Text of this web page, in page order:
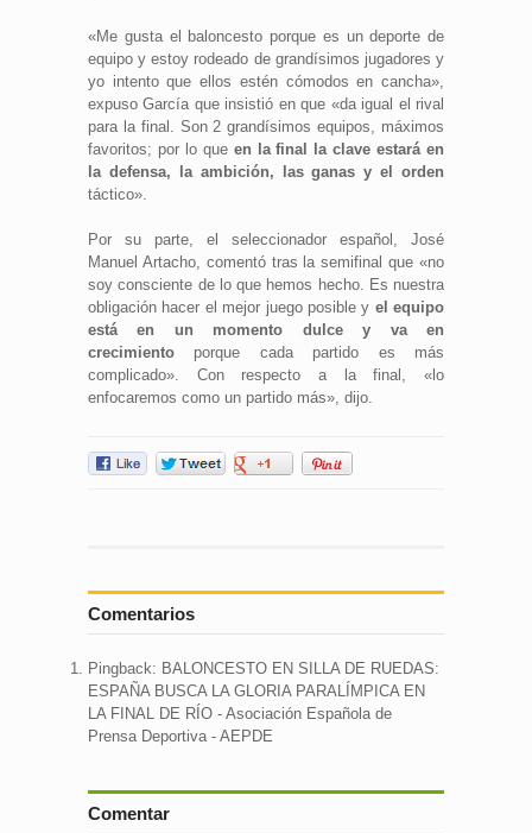
«Me gusta el baloncesto porque es un deporte de
equipo y estoy rodeado de grandísimos jugadores y
yo intento que ellos estén cómodos en cancha»,
expuso García que insistió en que «da igual el rival
para la final. Son 2 grandísimos equipos, máximos
favoritos; por lo que en la final la clave estará en
la defensa, la ambición, las ganas y el orden
táctico».
Por su parte, el seleccionador español, José
Manuel Artacho, comentó tras la semifinal que «no
soy consciente de lo que hemos hecho. Es nuestra
obligación hacer el mejor juego posible y el equipo
está en un momento dulce y va en
crecimiento porque cada partido es más
complicado». Con respecto a la final, «lo
enfocaremos como un partido más», dijo.
Comentarios
Pingback: BALONCESTO EN SILLA DE RUEDAS:
ESPAÑA BUSCA LA GLORIA PARALÍMPICA EN
LA FINAL DE RÍO - Asociación Española de
Prensa Deportiva - AEPDE
Comentar